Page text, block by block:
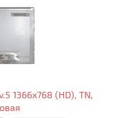
1366x768 (HD), TN,